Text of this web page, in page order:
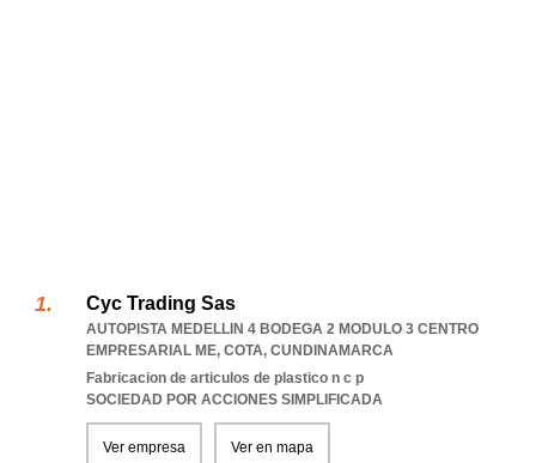
Cyc Trading Sas
AUTOPISTA MEDELLIN 4 BODEGA 2 MODULO 3 CENTRO
EMPRESARIAL ME, COTA, CUNDINAMARCA
Fabricacion de articulos de plastico n c p
SOCIEDAD POR ACCIONES SIMPLIFICADA
Ver empresa Ver en mapa